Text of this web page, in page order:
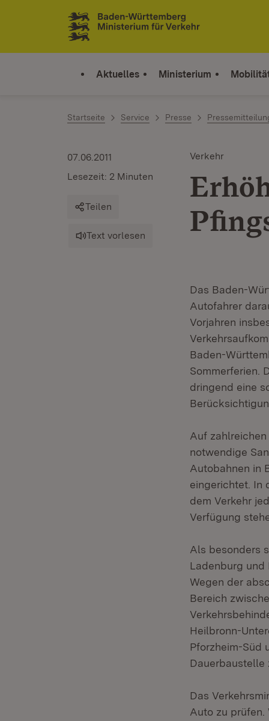
Zum Inhalt springen
Link zur Startseite
Aktuelles Ministerium
Startseite Service Presse
Verkehr
07.06.2011
Lesezeit: 2 Minuten
Teilen
Text vorlesen
Das Baden-
Autofahrer
Vorjahren
Baden-
Sommerferien.
dringend eine
Auf
notwendige
Autobahnen in
eingerichtet. In
dem Verkehr
Verfügung
Als besonders
Ladenburg und
Wegen der
Bereich
Heilbronn-
Pforzheim-Süd
Dauerbaustelle
Das
Auto zu prüfen.